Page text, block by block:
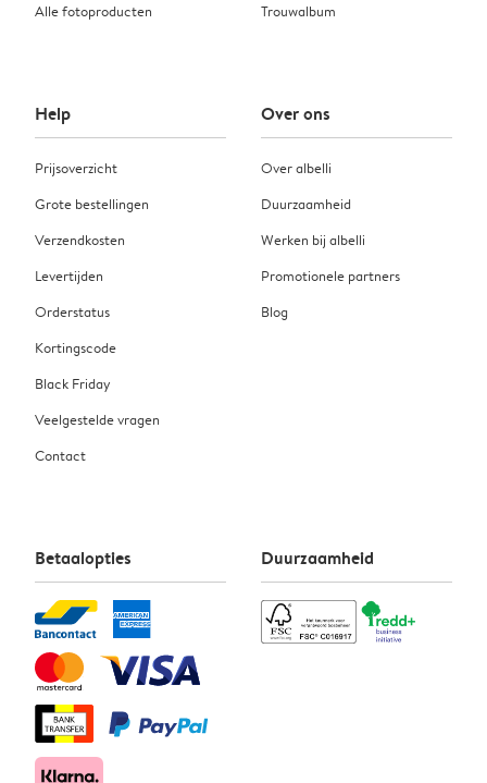
Alle fotoproducten
Trouwalbum
Help
Prijsoverzicht
Grote bestellingen
Verzendkosten
Levertijden
Orderstatus
Kortingscode
Black Friday
Veelgestelde vragen
Contact
Over ons
Over albelli
Duurzaamheid
Werken bij albelli
Promotionele partners
Blog
Betaalopties Duurzaamheid